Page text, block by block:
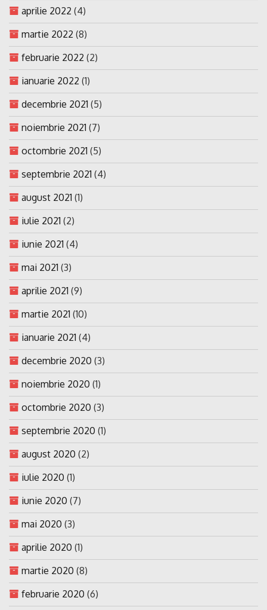
aprilie 2022 (4)
martie 2022 (8)
februarie 2022 (2)
ianuarie 2022 (1)
decembrie 2021 (5)
noiembrie 2021 (7)
octombrie 2021 (5)
septembrie 2021 (4)
august 2021 (1)
iulie 2021 (2)
iunie 2021 (4)
mai 2021 (3)
aprilie 2021 (9)
martie 2021 (10)
ianuarie 2021 (4)
decembrie 2020 (3)
noiembrie 2020 (1)
octombrie 2020 (3)
septembrie 2020 (1)
august 2020 (2)
iulie 2020 (1)
iunie 2020 (7)
mai 2020 (3)
aprilie 2020 (1)
martie 2020 (8)
februarie 2020 (6)